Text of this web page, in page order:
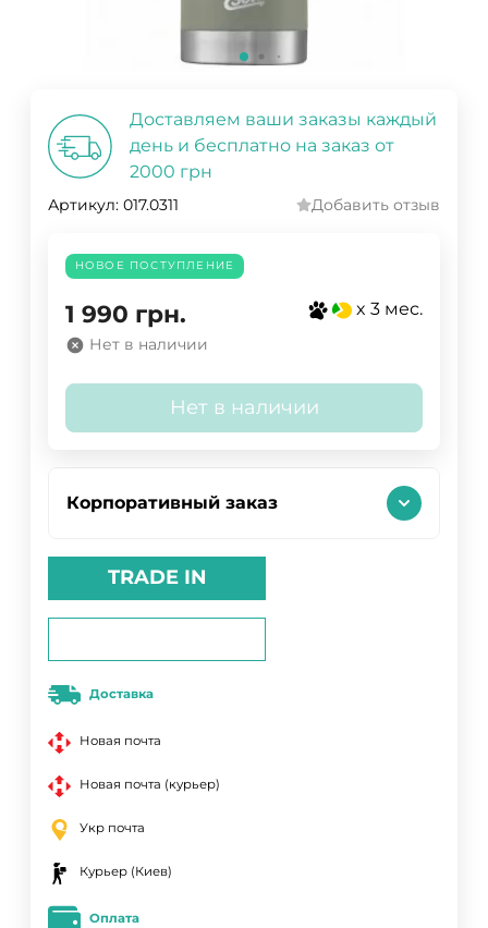
Доставляем ваши заказы каждый
день и бесплатно на заказ от
2000 грн
Артикул: 017.0311 Добавить отзыв
НОВОЕ ПОСТУПЛЕНИЕ
1 990 грн. x 3 мес.
Нет в наличии
Нет в наличии
Корпоративный заказ
TRADE IN
Доставка
Новая почта
Новая почта (курьер)
Укр почта
Курьер (Киев)
Оплата